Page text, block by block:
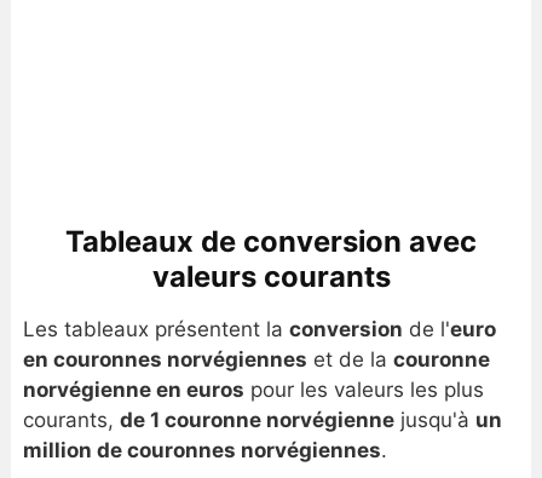
Tableaux de conversion avec
valeurs courants
Les tableaux présentent la conversion de l'euro
en couronnes norvégiennes et de la couronne
norvégienne en euros pour les valeurs les plus
courants, de 1 couronne norvégiennejusqu'à un
million de couronnes norvégiennes.